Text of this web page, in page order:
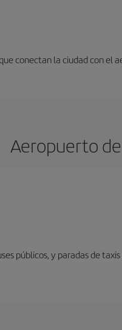
conectan la ciudad con
Aeropuerto
públicos, y paradas de